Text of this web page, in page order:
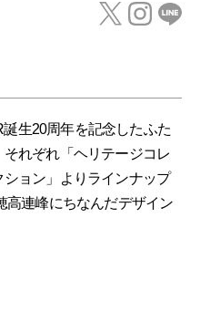
生20周年を記念したふた
れぞれ「ヘリテージコレ
ョン」よりラインナップ
高連峰にちなんだデザイン